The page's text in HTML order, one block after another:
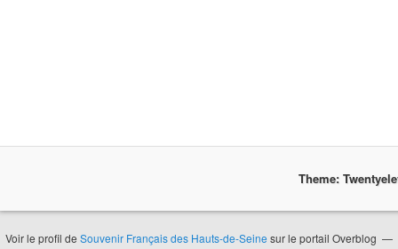
Theme:
Voir le profil de Souvenir Français des Hauts-de-Seine sur le portail Overblog